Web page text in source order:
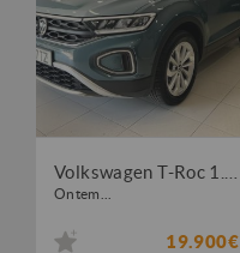
Ontem...
19.900€